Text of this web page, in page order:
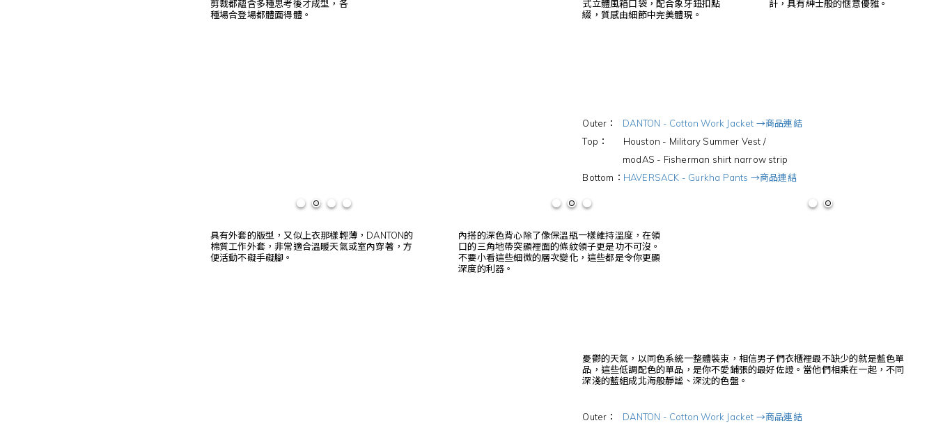
剪裁都蘊含多種思考後才成型，各
種場合登場都體面得體。
式立體風箱口袋，配合象牙鈕扣點
綴，質感由細節中完美體現。
計，具有紳士般的愜意優雅。
Outer： DANTON - Cotton Work Jacket →商品連結
Top： Houston - Military Summer Vest /
modAS - Fisherman shirt narrow strip
Bottom： HAVERSACK - Gurkha Pants →商品連結
具有外套的版型，又似上衣那樣輕薄，DANTON的
棉質工作外套，非常適合溫暖天氣或室內穿著，方
便活動不礙手礙腳。
內搭的深色背心除了像保溫瓶一樣維持溫度，在領
口的三角地帶突顯裡面的條紋領子更是功不可沒。
不要小看這些細微的層次變化，這些都是令你更顯
深度的利器。
憂鬱的天氣，以同色系統一整體裝束，相信男子們衣櫃裡最不缺少的就是藍色單
品，這些低調配色的單品，是你不愛鋪張的最好佐證。當他們相乘在一起，不同
深淺的藍組成北海般靜謐、深沈的色盤。
Outer： DANTON - Cotton Work Jacket →商品連結